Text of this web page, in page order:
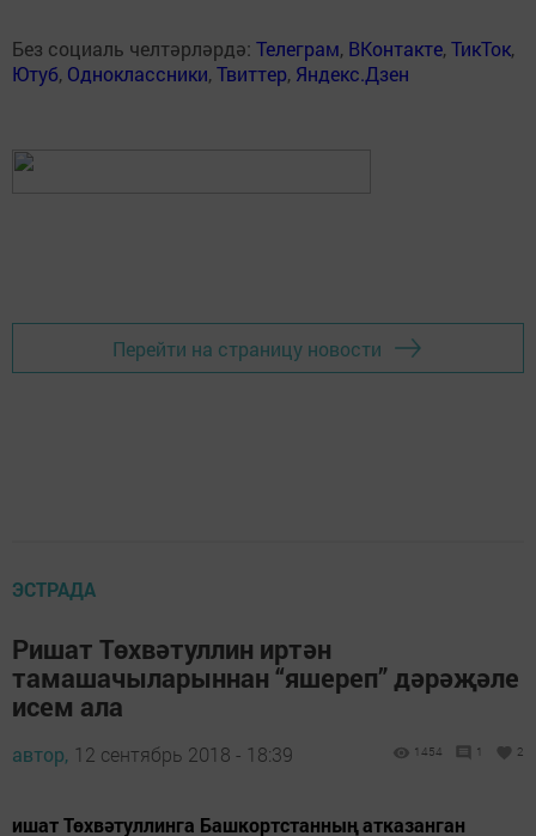
Без социаль челтәрләрдә: Телеграм, ВКонтакте,ТикТок,
Ютуб, Одноклассники,Твиттер, Яндекс.Дзен
Перейти на страницу новости
ЭСТРАДА
Ришат Төхвәтуллин иртән
тамашачыларыннан “яшереп” дәрәҗәле
исем ала
автор, 12 сентябрь 2018 - 18:39 1454 1 2
ишат Төхвәтуллинга Башкортстанның атказанган